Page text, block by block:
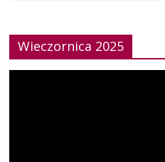
Wieczornica 2025